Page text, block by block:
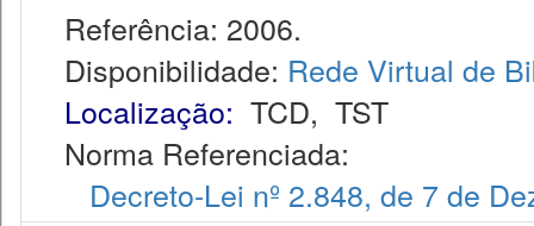
Referência: 2006.
Disponibilidade: Rede Virtual de
Localização: TCD, TST
Norma Referenciada:
Decreto-Lei nº 2.848, de 7 de